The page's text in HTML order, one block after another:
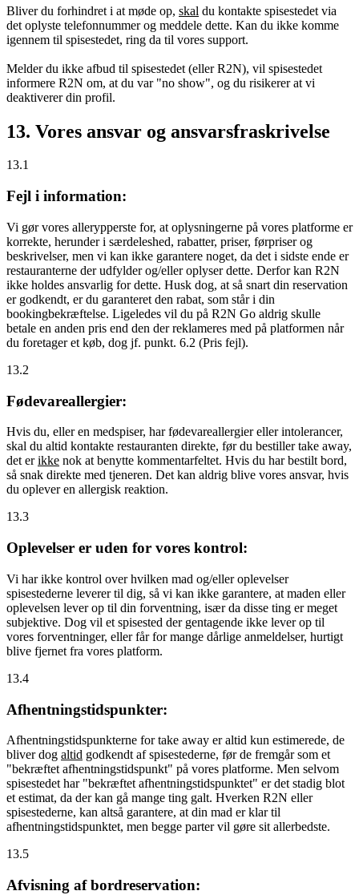
Bliver du forhindret i at møde op, skal du kontakte spisestedet via
det oplyste telefonnummer og meddele dette. Kan du ikke komme
igennem til spisestedet, ring da til vores support.
Melder du ikke afbud til spisestedet (eller R2N), vil spisestedet
informere R2N om, at du var "no show", og du risikerer at vi
deaktiverer din profil.
13. Vores ansvar og ansvarsfraskrivelse
13.1
Fejl i information:
Vi gør vores allerypperste for, at oplysningerne på vores platforme er
korrekte, herunder i særdeleshed, rabatter, priser, førpriser og
beskrivelser, men vi kan ikke garantere noget, da det i sidste ende er
restauranterne der udfylder og/eller oplyser dette. Derfor kan R2N
ikke holdes ansvarlig for dette. Husk dog, at så snart din reservation
er godkendt, er du garanteret den rabat, som står i din
bookingbekræftelse. Ligeledes vil du på R2N Go aldrig skulle
betale en anden pris end den der reklameres med på platformen når
du foretager et køb, dog jf. punkt. 6.2 (Pris fejl).
13.2
Fødevareallergier:
Hvis du, eller en medspiser, har fødevareallergier eller intolerancer,
skal du altid kontakte restauranten direkte, før du bestiller take away,
det erikke nok at benytte kommentarfeltet. Hvis du har bestilt bord,
så snak direkte med tjeneren. Det kan aldrig blive vores ansvar, hvis
du oplever en allergisk reaktion.
13.3
Oplevelser er uden for vores kontrol:
Vi har ikke kontrol over hvilken mad og/eller oplevelser
spisestederne leverer til dig, så vi kan ikke garantere, at maden eller
oplevelsen lever op til din forventning, især da disse ting er meget
subjektive. Dog vil et spisested der gentagende ikke lever op til
vores forventninger, eller får for mange dårlige anmeldelser, hurtigt
blive fjernet fra vores platform.
13.4
Afhentningstidspunkter:
Afhentningstidspunkterne for take away er altid kun estimerede, de
bliver dog altid godkendt af spisestederne, før de fremgår som et
"bekræftet afhentningstidspunkt" på vores platforme. Men selvom
spisestedet har "bekræftet afhentningstidspunktet" er det stadig blot
et estimat, da der kan gå mange ting galt. Hverken R2N eller
spisestederne, kan altså garantere, at din mad er klar til
afhentningstidspunktet, men begge parter vil gøre sit allerbedste.
13.5
Afvisning af bordreservation: